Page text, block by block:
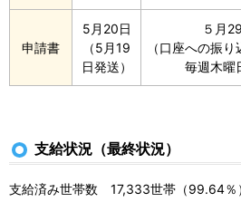
申請書
5月20日
（5月19
日発送）
５月
（口座への振り
毎週木曜
支給状況（最終状況）
支給済み世帯数 17,333世帯（99.64％